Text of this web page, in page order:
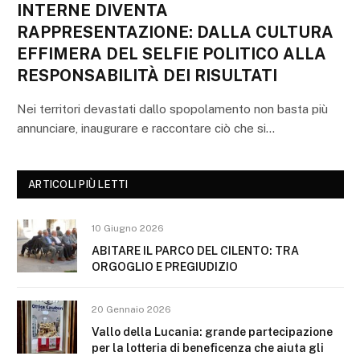
INTERNE DIVENTA
RAPPRESENTAZIONE: DALLA CULTURA
EFFIMERA DEL SELFIE POLITICO ALLA
RESPONSABILITÀ DEI RISULTATI
Nei territori devastati dallo spopolamento non basta più
annunciare, inaugurare e raccontare ciò che si…
ARTICOLI PIÙ LETTI
10 Giugno 2026
ABITARE IL PARCO DEL CILENTO: TRA
ORGOGLIO E PREGIUDIZIO
20 Gennaio 2026
Vallo della Lucania: grande partecipazione
per la lotteria di beneficenza che aiuta gli